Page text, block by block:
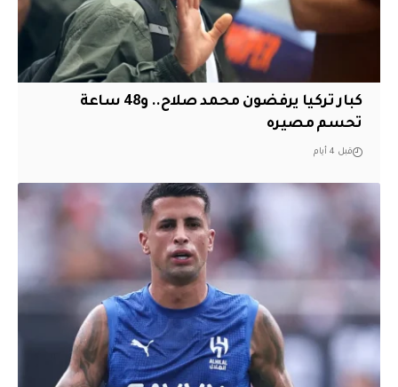
كبار تركيا يرفضون محمد صلاح.. و48 ساعة
تحسم مصيره
قبل 4 أيام